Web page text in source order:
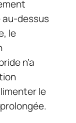
au-dessus
le
n’a
le